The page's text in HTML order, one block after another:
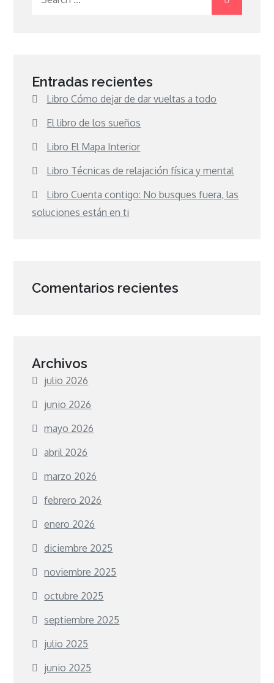
Entradas recientes
Libro Cómo dejar de dar vueltas a todo
El libro de los sueños
Libro El Mapa Interior
Libro Técnicas de relajación física y mental
Libro Cuenta contigo: No busques fuera, las
soluciones están en ti
Comentarios recientes
Archivos
julio 2026
junio 2026
mayo 2026
abril 2026
marzo 2026
febrero 2026
enero 2026
diciembre 2025
noviembre 2025
octubre 2025
septiembre 2025
julio 2025
junio 2025